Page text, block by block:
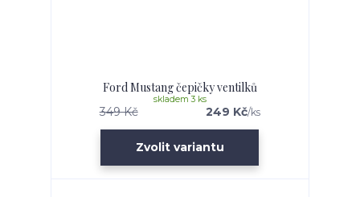
Ford Mustang čepičky ventilků
349 Kč 249 Kč/ks
skladem 3 ks
Zvolit variantu